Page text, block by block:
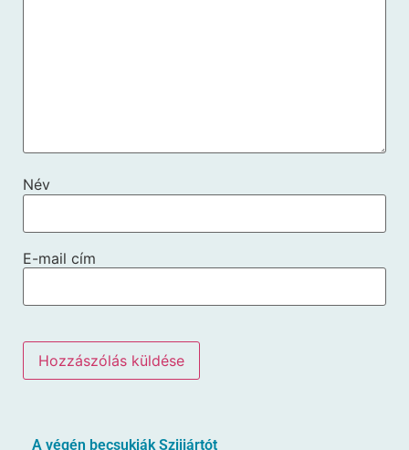
Név
E-mail cím
A végén becsukják Szijjártót